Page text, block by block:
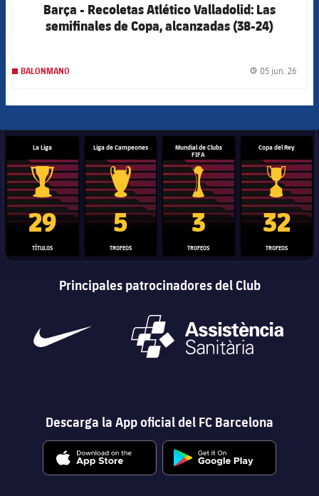
Barça - Recoletas Atlético Valladolid: Las
semifinales de Copa, alcanzadas (38-24)
BALONMANO 05 jun. 26
La Liga
Trofeo de La Liga
29
TÍTULOS
Liga de Campeones
Trofeo de la Liga de Campeones
5
TROFEOS
Mundial de Clubs
FIFA
Trofeo del Mundial de
3
TROFEOS
Copa del Rey
Copa del
32
TROFEOS
Principales patrocinadores del Club
Descarga la App oficial del FC Barcelona